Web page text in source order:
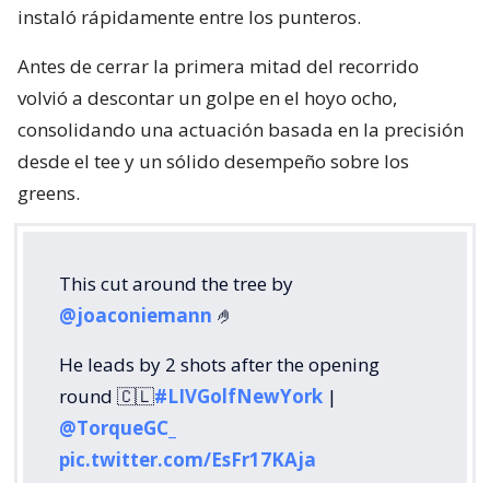
instaló rápidamente entre los punteros.
Antes de cerrar la primera mitad del recorrido
volvió a descontar un golpe en el hoyo ocho,
consolidando una actuación basada en la precisión
desde el tee y un sólido desempeño sobre los
greens.
This cut around the tree by
@joaconiemann 🤌
He leads by 2 shots after the opening
round 🇨🇱#LIVGolfNewYork |
@TorqueGC_
pic.twitter.com/EsFr17KAja